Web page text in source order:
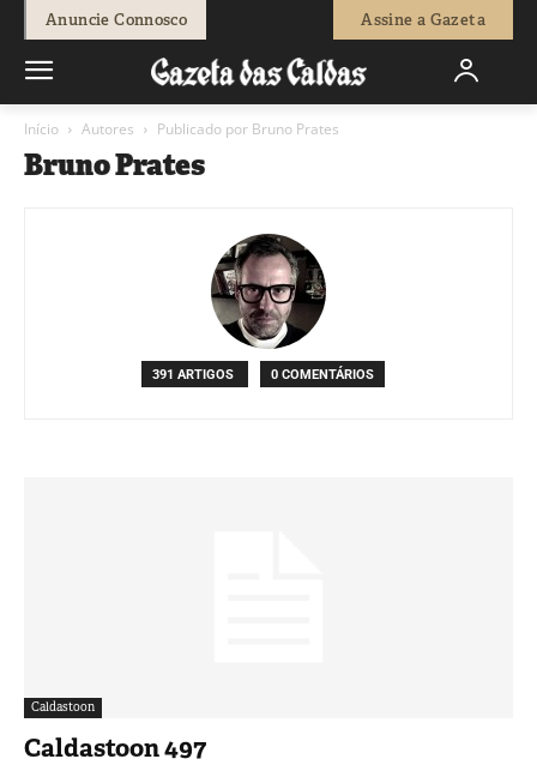
Anuncie Connosco Assine a Gazeta
Início Autores Publicado por Bruno Prates
Bruno Prates
391 ARTIGOS 0 COMENTÁRIOS
Caldastoon
Caldastoon 497